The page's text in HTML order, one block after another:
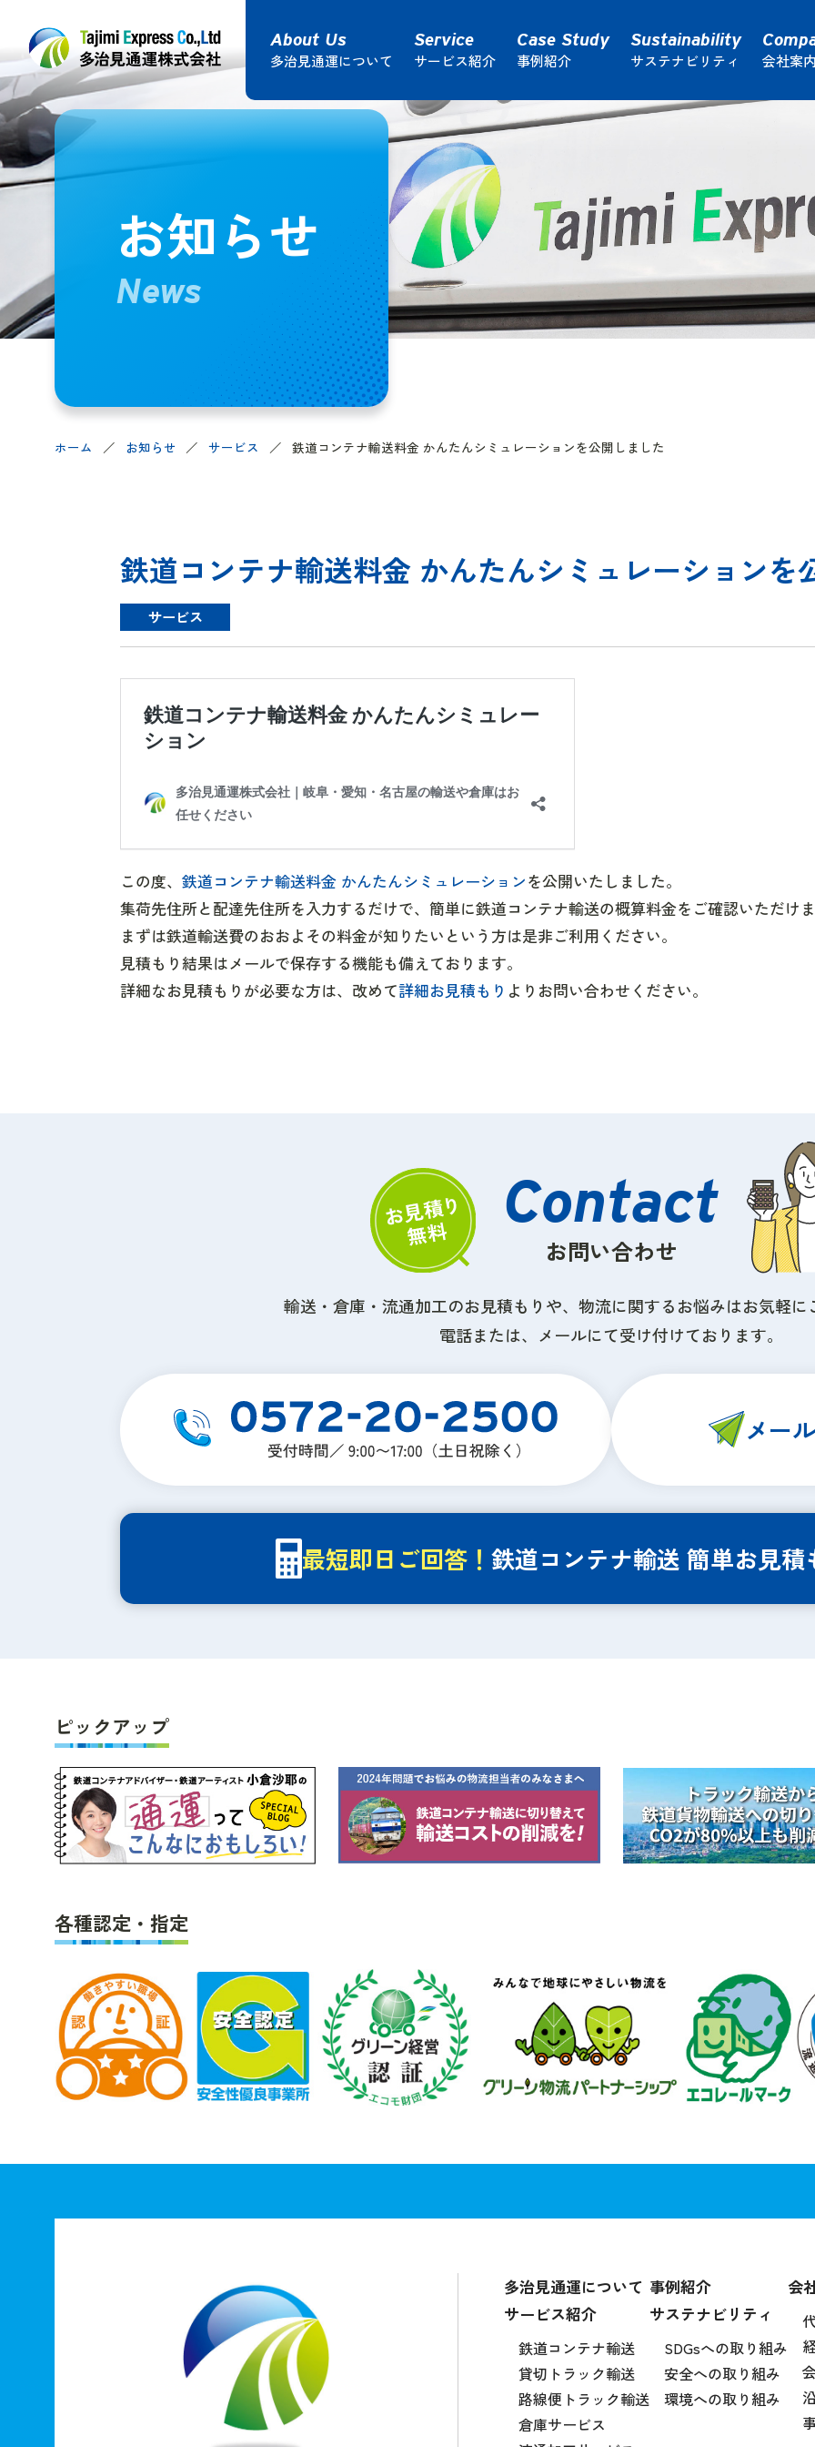
多治見通運について サービス紹介
貸切トラック輸送
事例紹介 サステナビリティ 会社案
多治見通運コラム
お知らせ
ホーム お知らせ サービス 鉄道コンテナ輸送料金 かんたんシミュレーションを公開しました
鉄道コンテナ輸送料金 かんたんシミュレーションを
サービス
この度、 鉄道コンテナ輸送料金 かんたんシミュレーションを公開いたしました。
集荷先住所と配達先住所を入力するだけで、簡単に鉄道コンテナ輸送の概算料金をご確認いただけ
まずは鉄道輸送費のおおよその料金が知りたいという方は是非ご利用ください。
見積もり結果はメールで保存する機能も備えております。
詳細なお見積もりが必要な方は、改めて詳細お見積もり よりお問い合わせください。
お問い合わせ
輸送・倉庫・流通加工のお見積もりや、物流に関するお悩みはお気軽に
電話または、メールにて受け付けております。
メー
最短即日ご回答！鉄道コンテナ輸送簡単お見積
ピックアップ
各種認定・指定
多治見通運について
サービス紹介
鉄道コンテナ輸送
貸切トラック輸送
路線便トラック輸送
倉庫サービス
事例紹介
サステナビリティ
SDGsへの取り組み
安全への取り組み
環境への取り組み
会